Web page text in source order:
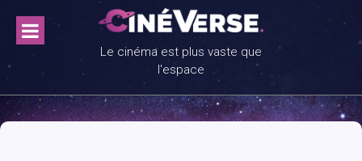
content
Le cinéma est plus vaste que
l'espace